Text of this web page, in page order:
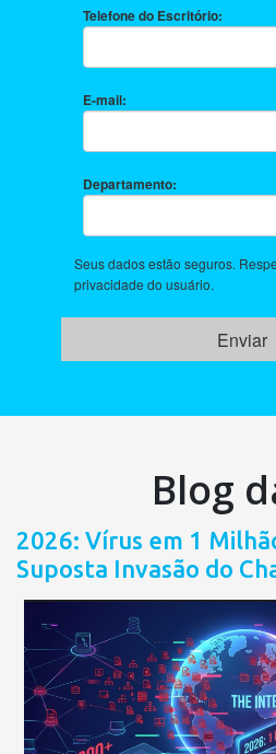
Telefone do Escritório:
E-mail:
Departamento:
Seus dados estão seguros.
privacidade do usuário.
Blog
2026: Vírus em 1
Suposta Invasão do